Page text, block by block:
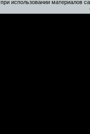
при использовании материалов